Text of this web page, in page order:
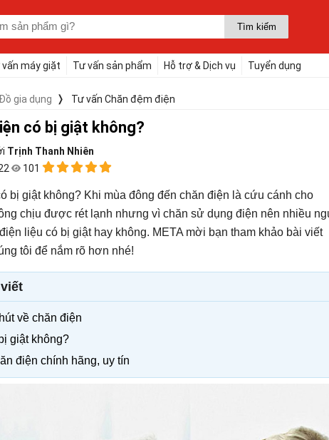
vấn máy giặt Tư vấn sản phẩm Hỗ trợ & Dịch vụ Tuyển dụng
gia dụng Tư vấn Chăn đệm điện
có bị giật không?
Trịnh Thanh Nhiên
101
bị giật không? Khi mùa đông đến chăn điện là cứu cánh cho
chịu được rét lạnh nhưng vì chăn sử dụng điện nên nhiều
liệu có bị giật hay không. META mời bạn tham khảo bài viết
tôi để nắm rõ hơn nhé!
về chăn điện
giật không?
điện chính hãng, uy tín